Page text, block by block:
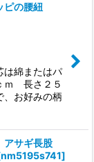
の腰紐
綿またはパ
ｍ 長さ２５
、お好みの柄
アサギ長股
nm5195s741]